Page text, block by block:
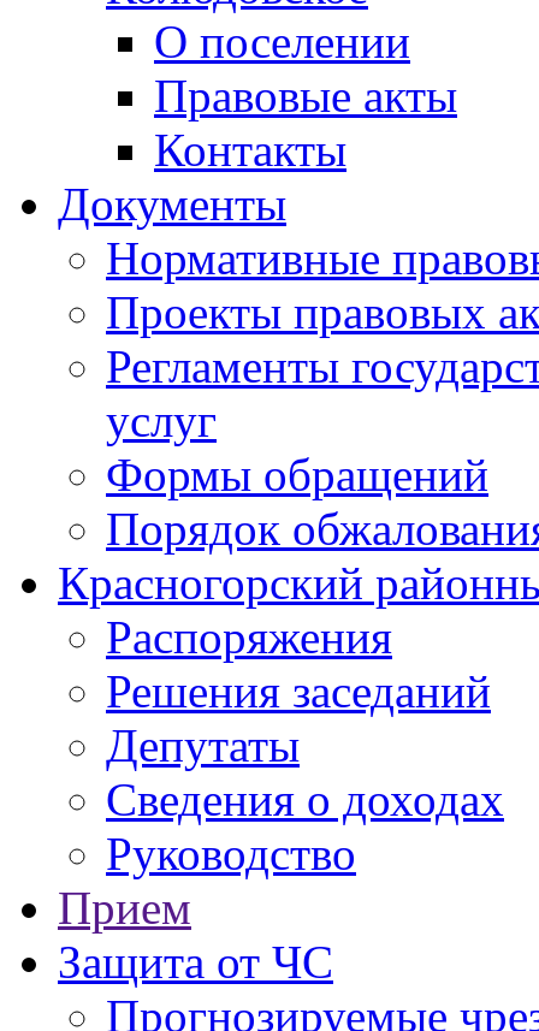
О поселении
Правовые акты
Контакты
Документы
Нормативные
Проекты правовых
Регламенты
услуг
Формы обращений
Порядок
Красногорский
Распоряжения
Решения заседаний
Депутаты
Сведения о доходах
Руководство
Прием
Защита от ЧС
Прогнозируемые